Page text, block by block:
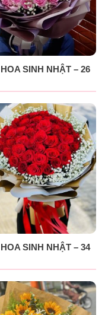
SINH NHẬT – 26
SINH NHẬT – 34